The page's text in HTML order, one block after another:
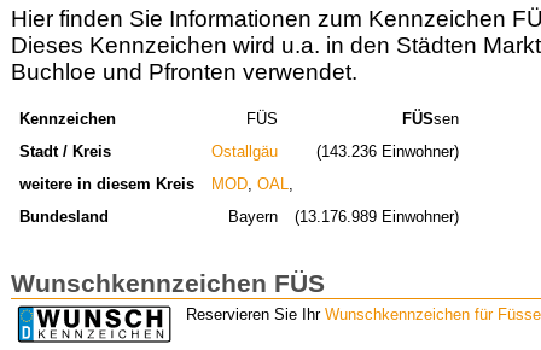
Hier finden Sie Informationen zum Kennzeichen
Dieses Kennzeichen wird u.a. in den Städten
Buchloe und Pfronten verwendet.
Kennzeichen FÜS FÜSsen
Stadt / Kreis
Ostallgäu
(143.236 Einwohner)
weitere in diesem Kreis
MOD, OAL
Bundesland
Bayern (13.176.989 Einwohner)
Wunschkennzeichen FÜS
Reservieren Sie Ihr Wunschkennzeichen für